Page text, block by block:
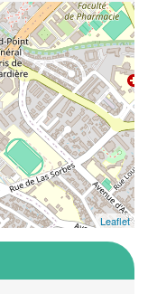
Leaflet